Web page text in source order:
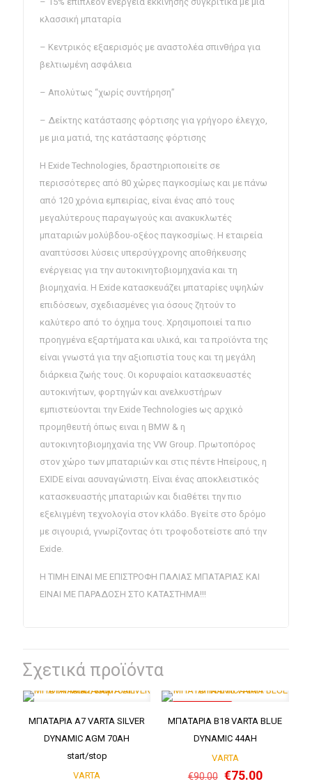
κλασσική μπαταρία
– Κεντρικός εξαερισμός με αναστολέα σπινθήρα για
βελτιωμένη ασφάλεια
– Απολύτως “χωρίς συντήρηση”
– Δείκτης κατάστασης φόρτισης για γρήγορο έλεγχο,
με μια ματιά, της κατάστασης φόρτισης
Η Exide Technologies, δραστηριοποιείτε σε
περισσότερες από 80 χώρες παγκοσμίως και με πάνω
από 120 χρόνια εμπειρίας, είναι ένας από τους
μεγαλύτερους παραγωγούς και ανακυκλωτές
μπαταριών μολύβδου-οξέος παγκοσμίως. Η εταιρεία
αναπτύσσει λύσεις υπερσύγχρονης αποθήκευσης
ενέργειας για την αυτοκινητοβιομηχανία και τη
βιομηχανία. Η Exide κατασκευάζει μπαταρίες υψηλών
επιδόσεων, σχεδιασμένες για όσους ζητούν το
καλύτερο από το όχημα τους. Χρησιμοποιεί τα πιο
προηγμένα εξαρτήματα και υλικά, και τα προϊόντα της
είναι γνωστά για την αξιοπιστία τους και τη μεγάλη
διάρκεια ζωής τους. Οι κορυφαίοι κατασκευαστές
αυτοκινήτων, φορτηγών και ανελκυστήρων
εμπιστεύονται την Exide Technologies ως αρχικό
προμηθευτή όπως ειναι η BMW & η
αυτοκινητοβιομηχανία της VW Group. Πρωτοπόρος
στον χώρο των μπαταριών και στις πέντε Ηπείρους, η
EXIDE είναι ασυναγώνιστη. Είναι ένας αποκλειστικός
κατασκευαστής μπαταριών και διαθέτει την πιο
εξελιγμένη τεχνολογία στον κλάδο. Βγείτε στο δρόμο
με σιγουριά, γνωρίζοντας ότι τροφοδοτείστε από την
Exide.
Η ΤΙΜΗ ΕΙΝΑΙ ΜΕ ΕΠΙΣΤΡΟΦΗ ΠΑΛΙΑΣ ΜΠΑΤΑΡΙΑΣ ΚΑΙ
ΕΙΝΑΙ ΜΕ ΠΑΡΑΔΟΣΗ ΣΤΟ ΚΑΤΑΣΤΗΜΑ!!!
Σχετικά προϊόντα
ΜΠΑΤΑΡΙΑ A7 VARTA SILVER
DYNAMIC AGM 70AH
start/stop
VARTA
ΜΠΑΤΑΡΙΑ B18 VARTA BLUE
DYNAMIC 44AH
VARTA
€90.00 Original
€75.00Η